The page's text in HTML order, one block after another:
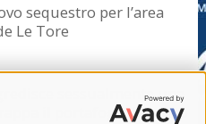
sequestro per l’area
Le Tore
sessualmente una
il portafogli, fermato